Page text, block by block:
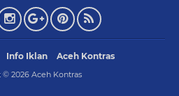
Info Iklan Aceh Kontras
© 2026 Aceh Kontras